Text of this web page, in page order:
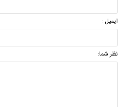
ایمیل :
نظر شما: